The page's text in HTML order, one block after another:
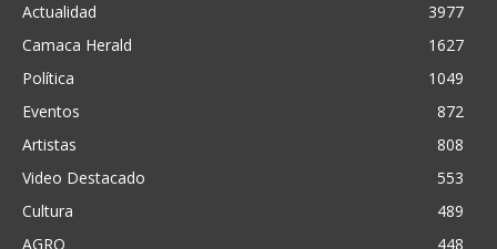
Actualidad
3977
Camaca Herald
1627
Política
1049
Eventos
872
Artistas
808
Video Destacado
553
Cultura
489
AGRO
448